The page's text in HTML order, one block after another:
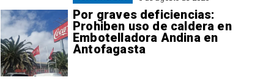
Por graves deficiencias:
Prohiben uso de caldera en
Embotelladora Andina en
Antofagasta